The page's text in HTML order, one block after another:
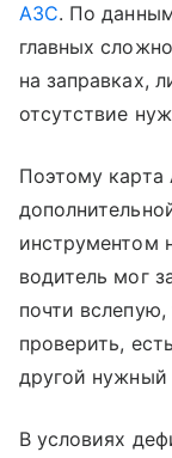
АЗС. По
главных
на заправках,
отсутствие
Поэтому карта
инструментом
водитель мог
почти
проверить,
другой нужный
В условиях